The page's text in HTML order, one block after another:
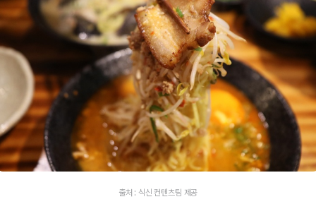
출처 : 식신 컨텐츠팀 제공